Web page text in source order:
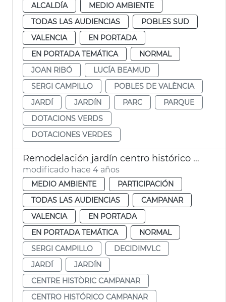
ALCALDÍA
MEDIO AMBIENTE
TODAS LAS AUDIENCIAS
POBLES SUD
VALENCIA
EN PORTADA
EN PORTADA TEMÁTICA
NORMAL
JOAN RIBÓ
LUCÍA BEAMUD
SERGI CAMPILLO
POBLES DE VALÈNCIA
JARDÍ
JARDÍN PARC
PARQUE
DOTACIONS VERDS
DOTACIONES VERDES
Remodelación jardín centro histórico Campanar
modificado hace 4 años
MEDIO AMBIENTE
PARTICIPACIÓN
TODAS LAS AUDIENCIAS
CAMPANAR
VALENCIA
EN PORTADA
EN PORTADA TEMÁTICA
NORMAL
SERGI CAMPILLO
DECIDIMVLC
JARDÍ
JARDÍN
CENTRE HISTÒRIC CAMPANAR
CENTRO HISTÓRICO CAMPANAR